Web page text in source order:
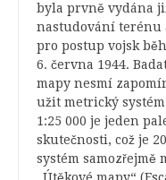
byla prvně vydána
nastudování terénu
pro postup vojsk
6. června 1944.
mapy nesmí
užit metrický
1:25 000 je jeden
skutečnosti, což je
systém samozřejmě